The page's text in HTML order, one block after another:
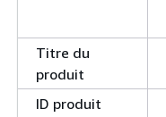
Titre du
produit
ID produit